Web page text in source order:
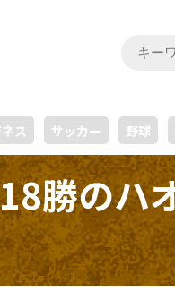
ス サッカー 野球
勝の